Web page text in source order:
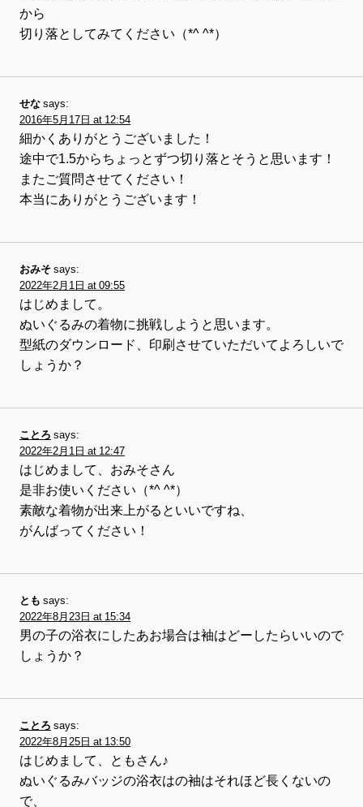
から
切り落としてみてください（*^ ^*）
せな says:
2016年5月17日 at 12:54
細かくありがとうございました！
途中で1.5からちょっとずつ切り落とそうと思います！
またご質問させてください！
本当にありがとうございます！
おみそ says:
2022年2月1日 at 09:55
はじめまして。
ぬいぐるみの着物に挑戦しようと思います。
型紙のダウンロード、印刷させていただいてよろしいで
しょうか？
ことろ says:
2022年2月1日 at 12:47
はじめまして、おみそさん
是非お使いください（*^ ^*）
素敵な着物が出来上がるといいですね、
がんばってください！
とも says:
2022年8月23日 at 15:34
男の子の浴衣にしたあお場合は袖はどーしたらいいので
しょうか？
ことろ says:
2022年8月25日 at 13:50
はじめまして、ともさん♪
ぬいぐるみバッジの浴衣はの袖はそれほど長くないの
で、